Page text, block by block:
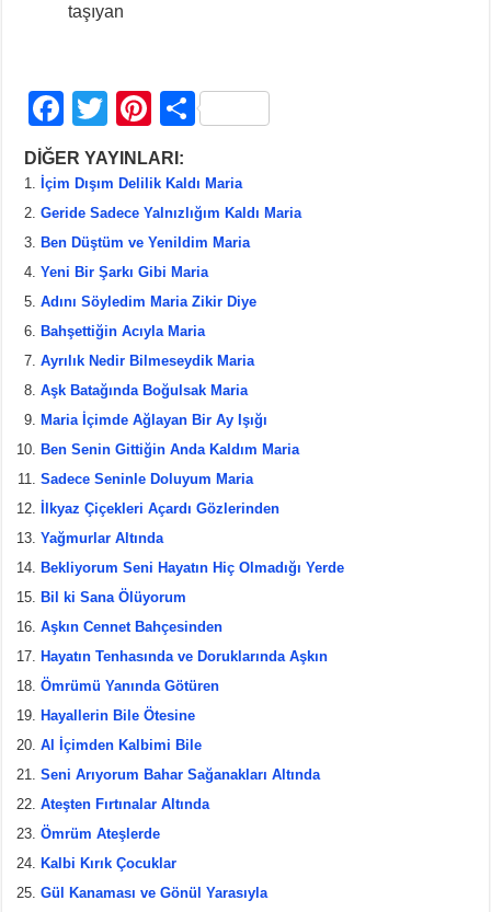
taşıyan
F
a
c
e
b
o
o
k
T
wi
tt
er
Pi
nt
er
e
st
S
ar
e
DİĞER YAYINLARI:
İçim Dışım Delilik Kaldı Maria
Geride Sadece Yalnızlığım Kaldı Maria
Ben Düştüm ve Yenildim Maria
Yeni Bir Şarkı Gibi Maria
Adını Söyledim Maria Zikir Diye
Bahşettiğin Acıyla Maria
Ayrılık Nedir Bilmeseydik Maria
Aşk Batağında Boğulsak Maria
Maria İçimde Ağlayan Bir Ay Işığı
Ben Senin Gittiğin Anda Kaldım Maria
Sadece Seninle Doluyum Maria
İlkyaz Çiçekleri Açardı Gözlerinden
Yağmurlar Altında
Bekliyorum Seni Hayatın Hiç Olmadığı Yerde
Bil ki Sana Ölüyorum
Aşkın Cennet Bahçesinden
Hayatın Tenhasında ve Doruklarında Aşkın
Ömrümü Yanında Götüren
Hayallerin Bile Ötesine
Al İçimden Kalbimi Bile
Seni Arıyorum Bahar Sağanakları Altında
Ateşten Fırtınalar Altında
Ömrüm Ateşlerde
Kalbi Kırık Çocuklar
Gül Kanaması ve Gönül Yarasıyla